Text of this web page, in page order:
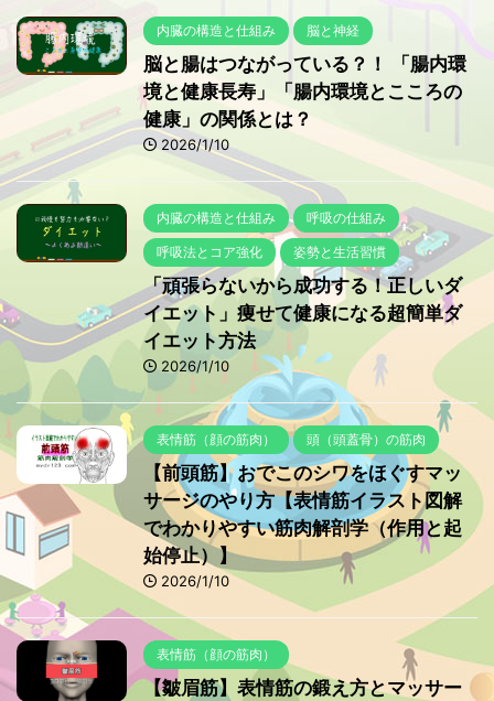
内臓の構造と仕組み 脳と神経
脳と腸はつながっている？！ 「腸内環
境と健康長寿」「腸内環境とこころの
健康」の関係とは？
2026/1/10
内臓の構造と仕組み 呼吸の仕組み
呼吸法とコア強化 姿勢と生活習慣
「頑張らないから成功する！正しいダ
イエット」痩せて健康になる超簡単ダ
イエット方法
2026/1/10
表情筋（顔の筋肉） 頭（頭蓋骨）の筋肉
【前頭筋】おでこのシワをほぐすマッ
サージのやり方【表情筋イラスト図解
でわかりやすい筋肉解剖学（作用と起
始停止）】
2026/1/10
表情筋（顔の筋肉）
【皺眉筋】表情筋の鍛え方とマッサー